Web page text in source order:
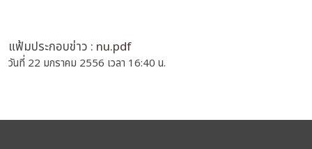
แฟ้มประกอบข่าว : nu.pdf
วันที่ 22 มกราคม 2556 เวลา 16:40 น.